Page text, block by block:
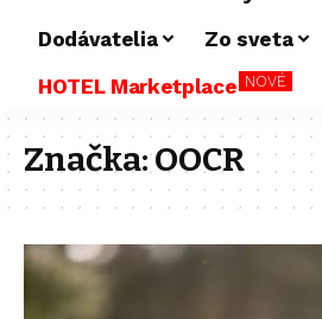
Dodávatelia
Zo sveta
HOTEL Marketplace NOVÉ
Značka:OOCR